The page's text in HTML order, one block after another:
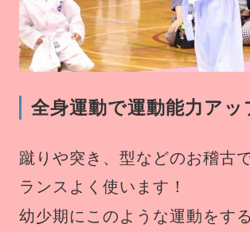
全身運動で運動能力アッ
蹴りや突き、型などのお稽古
ランスよく使います！
幼少期にこのような運動をす